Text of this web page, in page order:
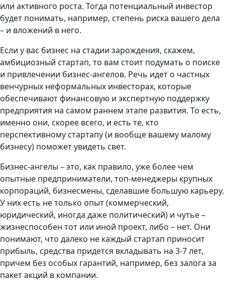
или активного роста. Тогда потенциальный инвестор
будет понимать, например, степень риска вашего дела
– и вложений в него.
Если у вас бизнес на стадии зарождения, скажем,
амбициозный стартап, то вам стоит подумать о поиске
и привлечении бизнес-ангелов. Речь идет о частных
венчурных неформальных инвесторах, которые
обеспечивают финансовую и экспертную поддержку
предприятия на самом раннем этапе развития. То есть,
именно они, скорее всего, и есть те, кто
перспективному стартапу (и вообще вашему малому
бизнесу) поможет увидеть свет.
Бизнес-ангелы – это, как правило, уже более чем
опытные предприниматели, топ-менеджеры крупных
корпораций, бизнесмены, сделавшие большую карьеру.
У них есть не только опыт (коммерческий,
юридический, иногда даже политический) и чутье –
жизнеспособен тот или иной проект, либо – нет. Они
понимают, что далеко не каждый стартап приносит
прибыль, средства придется вкладывать на 3-7 лет,
причем без особых гарантий, например, без залога за
пакет акций в компании.